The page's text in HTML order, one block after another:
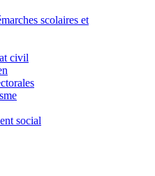
scolaires et
civil
social